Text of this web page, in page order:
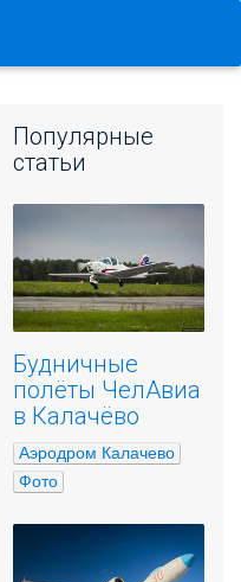
Популярные
статьи
Будничные
полёты ЧелАвиа
в Калачёво
Аэродром Калачево
Фото